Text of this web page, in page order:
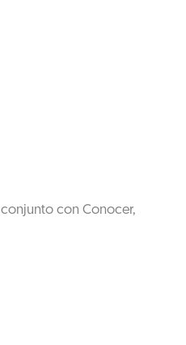
con Conocer,